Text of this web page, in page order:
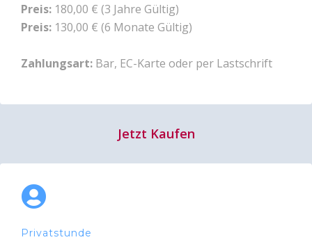
Preis: 180,00 € (3 Jahre Gültig)
Preis: 130,00 € (6 Monate Gültig)
Zahlungsart: Bar, EC-Karte oder per Lastschrift
Jetzt Kaufen
Privatstunde